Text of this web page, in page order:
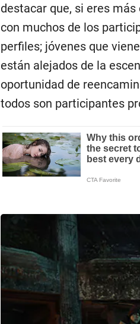
destacar que, si eres
con muchos de los
perfiles; jóvenes que
están alejados de la
oportunidad de
todos son participantes